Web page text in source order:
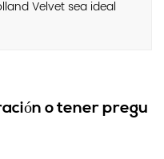
Velvet sea ideal
o tener pregu